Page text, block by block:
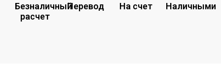
Безналичный
расчет
Перевод На счет Наличными